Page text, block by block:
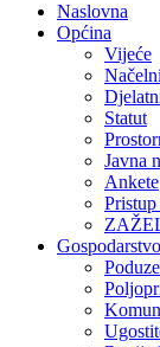
Naslovna
Općina
Vijeće
Statut
Javna
Ankete
Gospodarstvo